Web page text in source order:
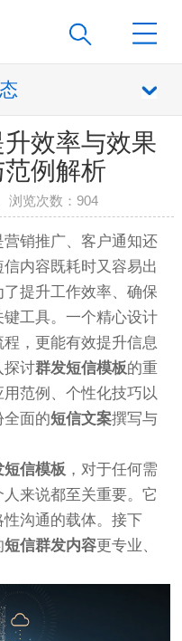
效率与效果
例解析
览次数： 904
销推广、客户通知还
内容既耗时又容易出
了提升工作效率、确保
工具。一个精心设计
程，更能有效提升信息
探讨群发短信模板的重
范例、个性化技巧以
全面的短信文案撰写与
短信模板 ，对于任何需
来说都至关重要。它
沟通的载体。接下
短信群发内容更专业、